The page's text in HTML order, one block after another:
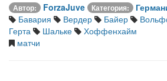
Автор: ForzaJuve Категория:
Бавария
Вердер Байер
Герта
Шальке
Хоффенхайм
матчи